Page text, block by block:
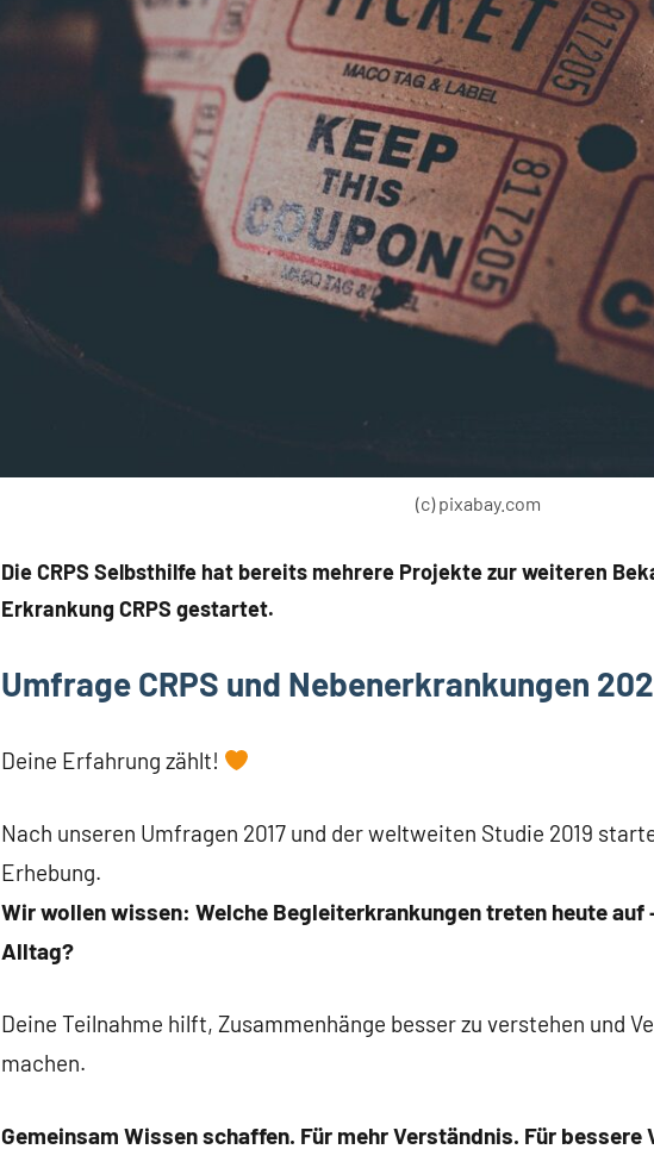
(c) pixabay.com
Die CRPS Selbsthilfe hat bereits mehrere Projekte zur weiteren
Erkrankung CRPS gestartet.
Umfrage CRPS und Nebenerkrankungen
Deine Erfahrung zählt!
Nach unseren Umfragen 2017 und der weltweiten Studie 2019
Erhebung.
Wir wollen wissen: Welche Begleiterkrankungen treten heute auf
Alltag?
Deine Teilnahme hilft, Zusammenhänge besser zu verstehen und
machen.
Gemeinsam Wissen schaffen. Für mehr Verständnis. Für bessere